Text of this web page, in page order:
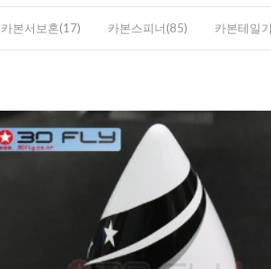
카본서보혼(17) 카본스피너(85) 카본테일